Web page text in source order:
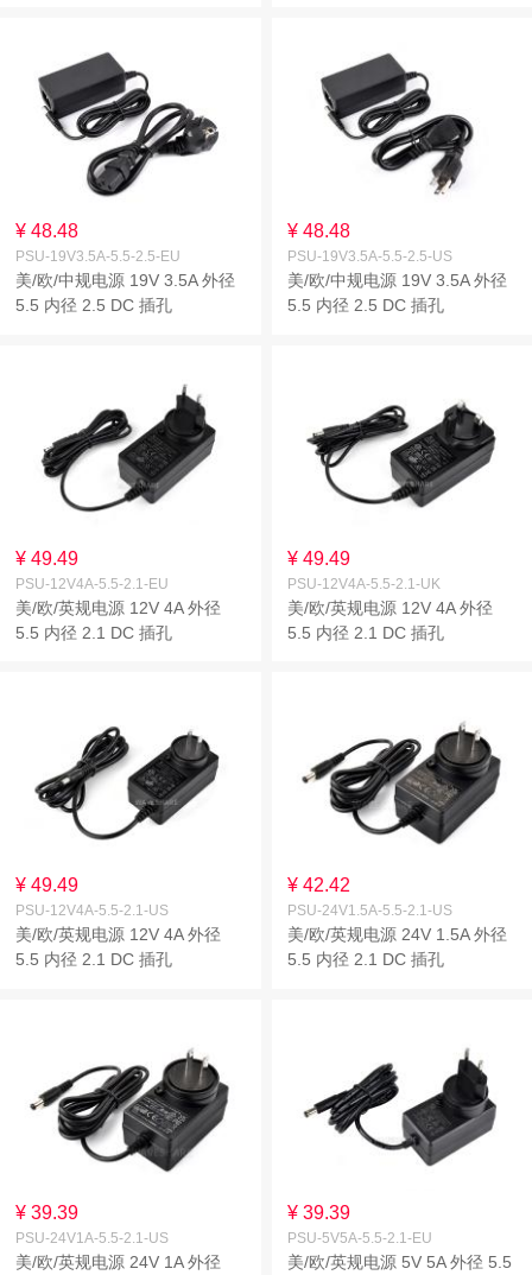
¥ 48.48
PSU-19V3.5A-5.5-2.5-EU
美/欧/中规电源 19V 3.5A 外径
5.5 内径 2.5 DC 插孔
¥ 48.48
PSU-19V3.5A-5.5-2.5-US
美/欧/中规电源 19V 3.5A 外径
5.5 内径 2.5 DC 插孔
¥ 49.49
PSU-12V4A-5.5-2.1-EU
美/欧/英规电源 12V 4A 外径
5.5 内径 2.1 DC 插孔
¥ 49.49
PSU-12V4A-5.5-2.1-UK
美/欧/英规电源 12V 4A 外径
5.5 内径 2.1 DC 插孔
¥ 49.49
PSU-12V4A-5.5-2.1-US
美/欧/英规电源 12V 4A 外径
5.5 内径 2.1 DC 插孔
¥ 42.42
PSU-24V1.5A-5.5-2.1-US
美/欧/英规电源 24V 1.5A 外径
5.5 内径 2.1 DC 插孔
¥ 39.39
PSU-24V1A-5.5-2.1-US
美/欧/英规电源 24V 1A 外径
¥ 39.39
PSU-5V5A-5.5-2.1-EU
美/欧/英规电源 5V 5A 外径 5.5